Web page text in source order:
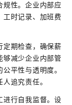
规性。企业内部应
工时记录、加班费
定期检查，确保薪
够减少企业内部管
平性与透明度。
追究责任。
进行自我监督。设